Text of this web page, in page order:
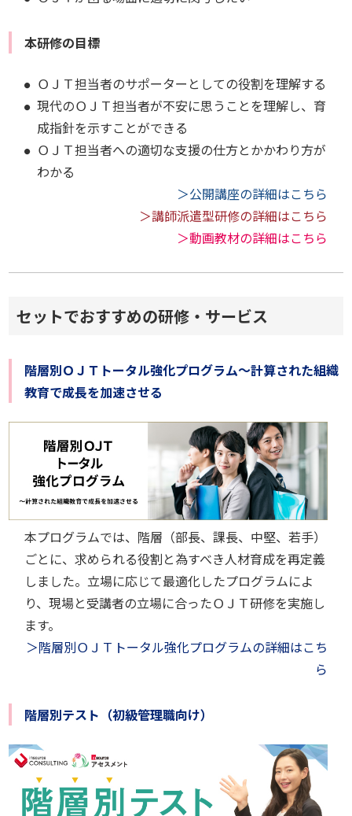
本研修の目標
ＯＪＴ担当者のサポーターとしての役割を理解する
現代のＯＪＴ担当者が不安に思うことを理解し、育
成指針を示すことができる
ＯＪＴ担当者への適切な支援の仕方とかかわり方が
わかる
＞公開講座の詳細はこちら
＞講師派遣型研修の詳細はこちら
＞動画教材の詳細はこちら
セットでおすすめの研修・サービス
階層別ＯＪＴトータル強化プログラム～計算された組織
教育で成長を加速させる
本プログラムでは、階層（部長、課長、中堅、若手）
ごとに、求められる役割と為すべき人材育成を再定義
しました。立場に応じて最適化したプログラムによ
り、現場と受講者の立場に合ったＯＪＴ研修を実施し
ます。
＞階層別ＯＪＴトータル強化プログラムの詳細はこち
ら
階層別テスト（初級管理職向け）